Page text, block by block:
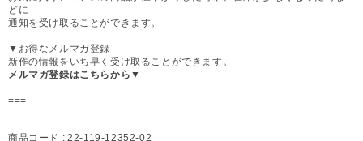
どに
通知を受け取ることができます。
▼お得なメルマガ登録
新作の情報をいち早く受け取ることができます。
メルマガ登録はこちらから▼
===
商品コード : 22-119-12352-02